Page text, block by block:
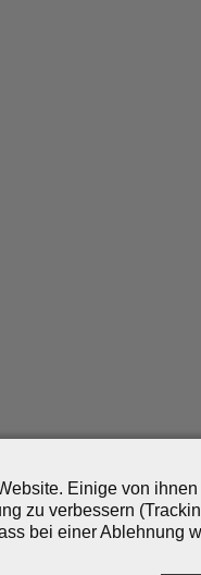
Einige von
zu verbessern
bei einer Ablehnung